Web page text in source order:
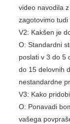
video navodila
zagotovimo tudi
V2: Kakšen je
O: Standardni
poslati v 3 do 5
do 15 delovnih
nestandardne
V3: Kako
O: Ponavadi
vašega